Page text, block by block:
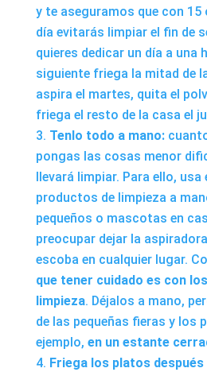
y te aseguramos que con
día evitarás limpiar el fin de
quieres dedicar un día a una
siguiente friega la mitad de
aspira el martes, quita el
friega el resto de la casa el
Tenlo todo a mano:
pongas las cosas menor
llevará limpiar. Para ello,
productos de limpieza a
pequeños o mascotas en
preocupar dejar la
escoba en cualquier lugar.
que tener cuidado es con
limpieza. Déjalos a mano,
de las pequeñas fieras y los
ejemplo, en un estante
Friega los platos